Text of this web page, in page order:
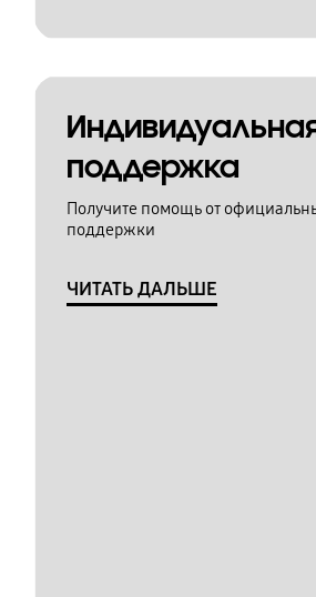
поддержка
Получите помощь от
поддержки
ЧИТАТЬ ДАЛЬШЕ